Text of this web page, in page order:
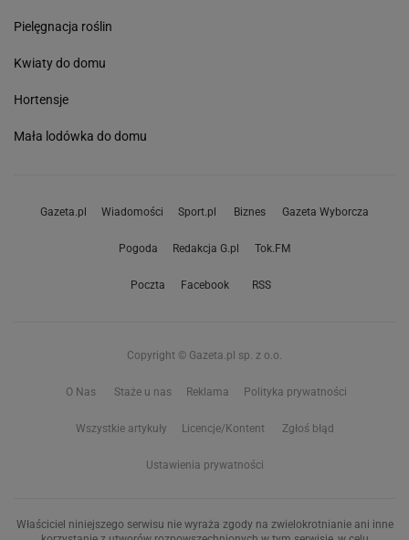
Pielęgnacja roślin
Kwiaty do domu
Hortensje
Mała lodówka do domu
Gazeta.pl Wiadomości Sport.pl Biznes Gazeta Wyborcza
Pogoda Redakcja G.pl Tok.FM
Poczta Facebook RSS
Copyright © Gazeta.pl sp. z o.o.
O Nas Staże u nas Reklama Polityka prywatności
Wszystkie artykuły Licencje/Kontent Zgłoś błąd
Ustawienia prywatności
Właściciel niniejszego serwisu nie wyraża zgody na zwielokrotnianie ani inne